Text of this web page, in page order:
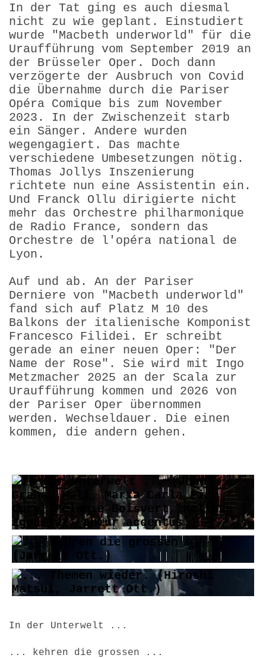
In der Tat ging es auch diesmal
nicht zu wie geplant. Einstu­diert
wurde "Macbeth underworld" für die
Uraufführung vom September 2019 an
der Brüsseler Oper. Doch dann
verzögerte der Ausbruch von Covid
die Übernahme durch die Pariser
Opéra Comique bis zum November
2023. In der Zwischenzeit starb
ein Sänger. Andere wurden
wegengagiert. Das machte
verschiedene Umbesetzungen nötig.
Thomas Jollys Inszenierung
richtete nun eine Assistentin ein.
Und Franck Ollu dirigierte nicht
mehr das Orchestre philharmonique
de Radio France, sondern das
Orchestre de l'opéra national de
Lyon.
Auf und ab. An der Pariser
Derniere von "Macbeth underworld"
fand sich auf Platz M 10 des
Balkons der italienische Kompo­nist
Francesco Filidei. Er schreibt
gerade an einer neuen Oper: "Der
Name der Rose". Sie wird mit Ingo
Metzmacher 2025 an der Scala zur
Uraufführung kommen und 2026 von
der Pariser Oper übernommen
werden. Wechseldauer. Die einen
kommen, die andern gehen.
In der Unterwelt ...
... kehren die grossen ...